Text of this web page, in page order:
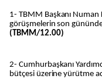
1- TBMM Başkanı
görüşmelerin son
(TBMM/12.00)
2- Cumhurbaşkanı
bütçesi üzerine yürütme